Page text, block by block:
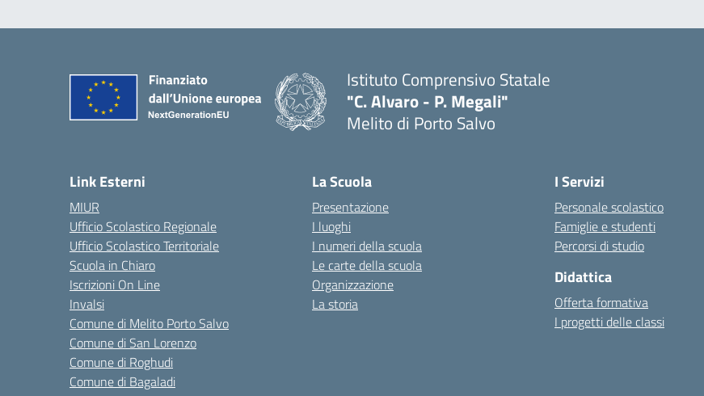
Istituto Comprensivo Statale
"C. Alvaro - P. Megali"
Melito di Porto Salvo
Link Esterni
MIUR
Ufficio Scolastico Regionale
Ufficio Scolastico Territoriale
Scuola in Chiaro
Iscrizioni On Line
Invalsi
Comune di Melito Porto Salvo
Comune di San Lorenzo
Comune di Roghudi
Comune di Bagaladi
La Scuola
Presentazione
I luoghi
I numeri della scuola
Le carte della scuola
Organizzazione
La storia
I Servizi
Personale scolastico
Famiglie e studenti
Percorsi di studio
Didattica
Offerta formativa
I progetti delle classi